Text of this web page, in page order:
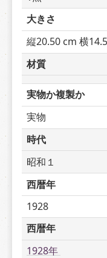
大きさ
縦20.50 cm 横
材質
実物か複製か
実物
時代
昭和１
西暦年
1928
西暦年
1928年